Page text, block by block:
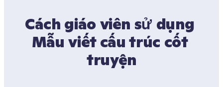
Cách giáo viên sử dụng
Mẫu viết cấu trúc cốt
truyện